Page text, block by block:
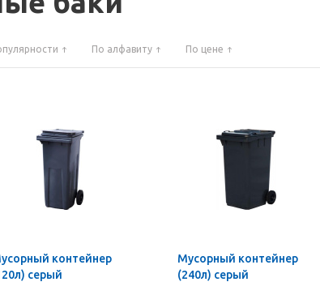
По алфавиту По цене
контейнер
серый
Мусорный контейнер
(240л) серый